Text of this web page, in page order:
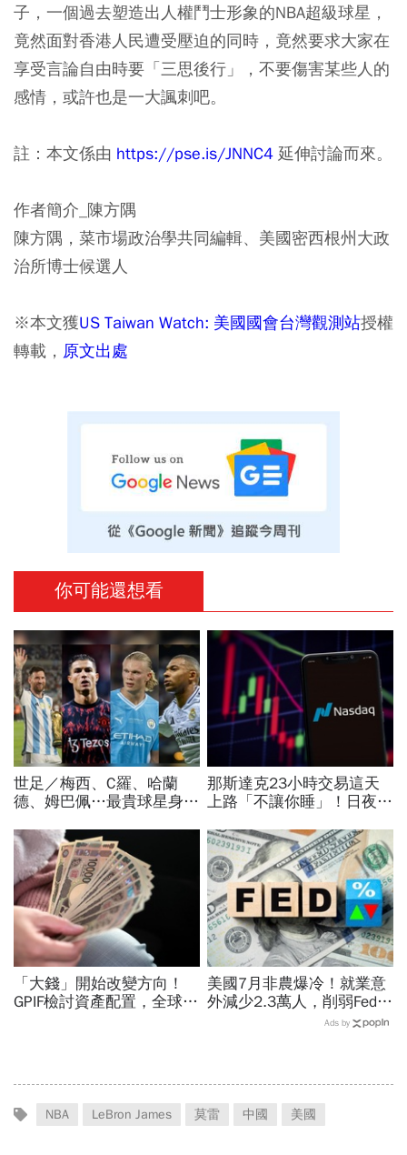
子， 一個過去塑造出人權鬥士形象的NBA超級球星，
竟然面對香港人民遭受壓迫的同時，竟然要求大家在
享受言論自由時要「三思後行」，不要傷害某些人的
感情，或許也是一大諷刺吧。
註：本文係由 https://pse.is/JNNC4 延伸討論而來。
作者簡介_陳方隅
陳方隅，菜市場政治學共同編輯、美國密西根州大政
治所博士候選人
※本文獲US Taiwan Watch: 美國國會台灣觀測站授權
轉載， 原文出處
你可能還想看
世足／梅西、C羅、哈蘭
德、姆巴佩…最貴球星身價
國560億是墊底球隊77倍
那斯達克23小時交易這天
上路「不讓你睡」！日夜盤
喊：下單前注意一風險
「大錢」開始改變方向！
GPIF檢討資產配置，全球資
美國7月非農爆冷！就業意
外減少2.3萬人，削弱Fed升
息機率...金價大漲逾7%，
Ads by
NBA LeBron James 莫雷 中國 美國